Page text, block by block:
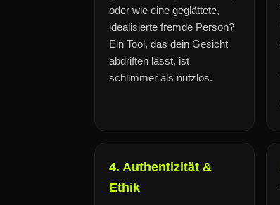
oder wie eine geglättete,
idealisierte fremde Person?
Ein Tool, das dein Gesicht
abdriften lässt, ist
schlimmer als nutzlos.
4. Authentizität &
Ethik